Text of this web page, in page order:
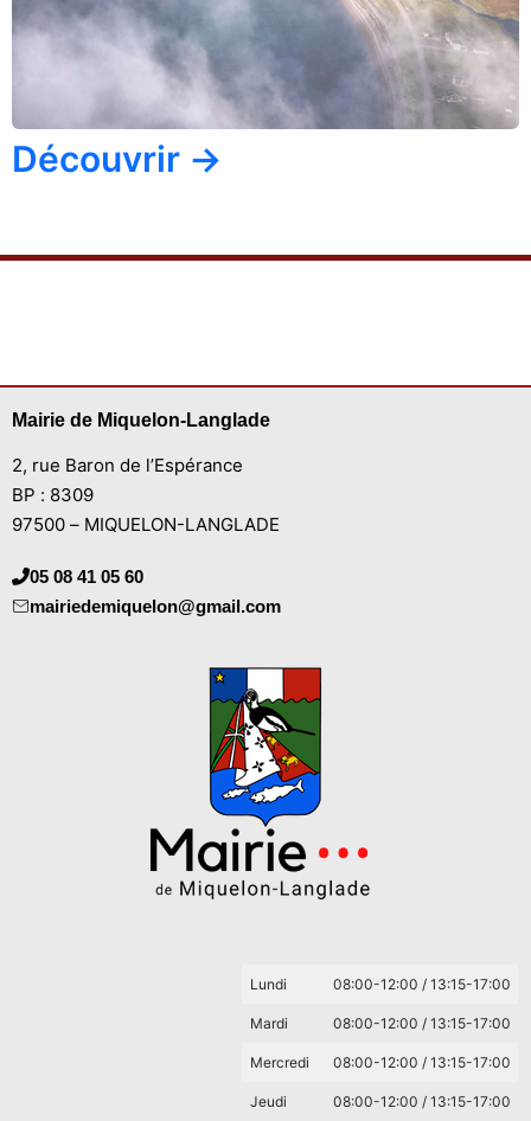
Découvrir →
Mairie de Miquelon-Langlade
2, rue Baron de l’Espérance
BP : 8309
97500 – MIQUELON-LANGLADE
05 08 41 05 60
mairiedemiquelon@gmail.com
Lundi 08:00-12:00 / 13:15-17:00
Mardi 08:00-12:00 / 13:15-17:00
Mercredi 08:00-12:00 / 13:15-17:00
Jeudi 08:00-12:00 / 13:15-17:00